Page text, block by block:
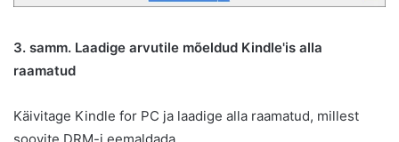
3. samm. Laadige arvutile mõeldud Kindle'is alla
raamatud
Käivitage Kindle for PC ja laadige alla raamatud, millest